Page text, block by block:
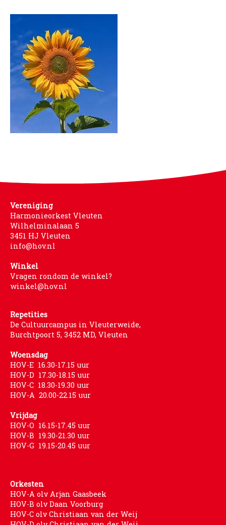
Vereniging
Harmonieorkest Vleuten
Wilhelminalaan 5
3451 HJ Vleuten
info@hov.nl
Winkel
Vragen rondom de winkel?
winkel@hov.nl
Repetities
De Cultuurcampus in Vleuterweide,
Burchtpoort 5, 3452 MD, Vleuten
Woensdag
HOV-E 16.30-17.15 uur
HOV-D 17.30-18.15 uur
HOV-C 18.30-19.30 uur
HOV-A 20.00-22.15 uur
Vrijdag
HOV-O 16.15-17.45 uur
HOV-B 19.30-21.30 uur
HOV-G 19.15-20.45 uur
Orkesten
HOV-A olv Arjan Gaasbeek
HOV-B olv Daan Voorburg
HOV-C olv Christiaan van der Weij